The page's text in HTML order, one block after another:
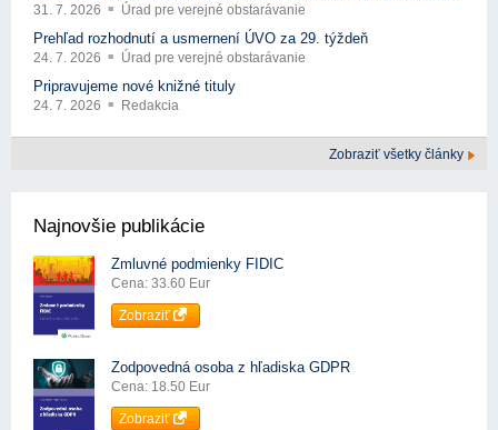
31. 7. 2026 Úrad pre verejné obstarávanie
Prehľad rozhodnutí a usmernení ÚVO za 29. týždeň
24. 7. 2026 Úrad pre verejné obstarávanie
Pripravujeme nové knižné tituly
24. 7. 2026 Redakcia
Zobraziť všetky články
Najnovšie publikácie
Zmluvné podmienky FIDIC
Cena: 33.60 Eur
Zobraziť
Zodpovedná osoba z hľadiska GDPR
Cena: 18.50 Eur
Zobraziť